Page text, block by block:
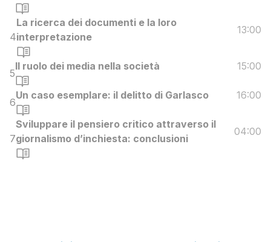
4
La ricerca dei documenti e la loro
interpretazione
13:00
5
Il ruolo dei media nella società 15:00
6
Un caso esemplare: il delitto di Garlasco 16:00
7
Sviluppare il pensiero critico attraverso il
giornalismo d’inchiesta: conclusioni
04:00